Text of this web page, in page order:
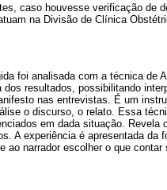
caso houvesse verificação de
na Divisão de Clínica
foi analisada com a técnica de
resultados, possibilitando
nas entrevistas. É um
o discurso, o relato. Essa
em dada situação. Revela
A experiência é apresentada da
narrador escolher o que contar